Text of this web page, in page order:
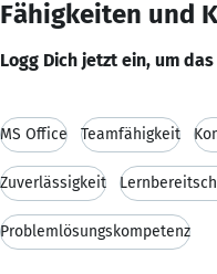
Fähigkeiten und
Logg Dich jetzt ein, um
MS Office Teamfähigkeit
Zuverlässigkeit
Problemlösungskompetenz